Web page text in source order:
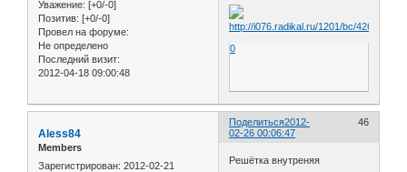
Уважение: [+0/-0]
Позитив: [+0/-0]
Провел на форуме:
Не определено
Последний визит:
2012-04-18 09:00:48
0
Поделиться 46
2012-
02-26 00:06:47
Aless84
Members
Зарегистрирован: 2012-02-21
Решётка внутреняя